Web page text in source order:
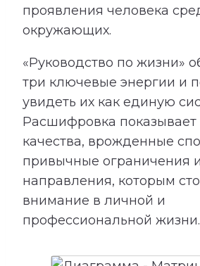
проявления человека
окружающих.
«Руководство по жизни»
три ключевые энергии и
увидеть их как единую
Расшифровка показывает
качества, врожденные
привычные ограничения и
направления, которым
внимание в личной и
профессиональной жизни.